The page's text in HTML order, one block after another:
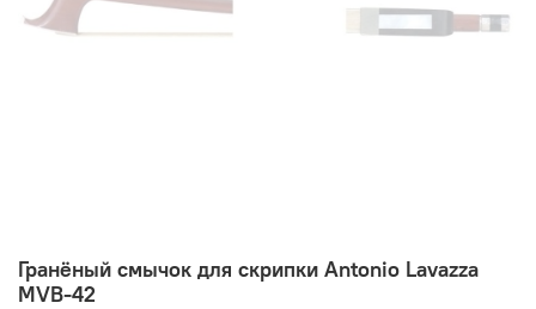
Гранёный смычок для скрипки Antonio Lavazza
MVB-42